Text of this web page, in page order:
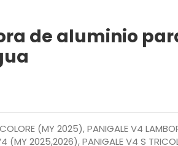
de aluminio
(MY 2025), PANIGALE V4
(MY 2025,2026), PANIGALE V4 S